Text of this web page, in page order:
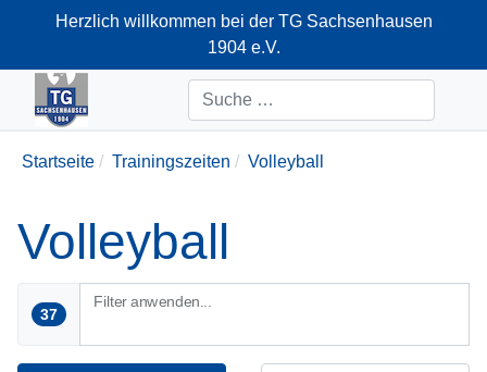
Herzlich willkommen bei der TG Sachsenhausen
1904 e.V.
+49-69-66374712
Suchen
Startseite Trainingszeiten Volleyball
Volleyball
37
Filter anwenden...